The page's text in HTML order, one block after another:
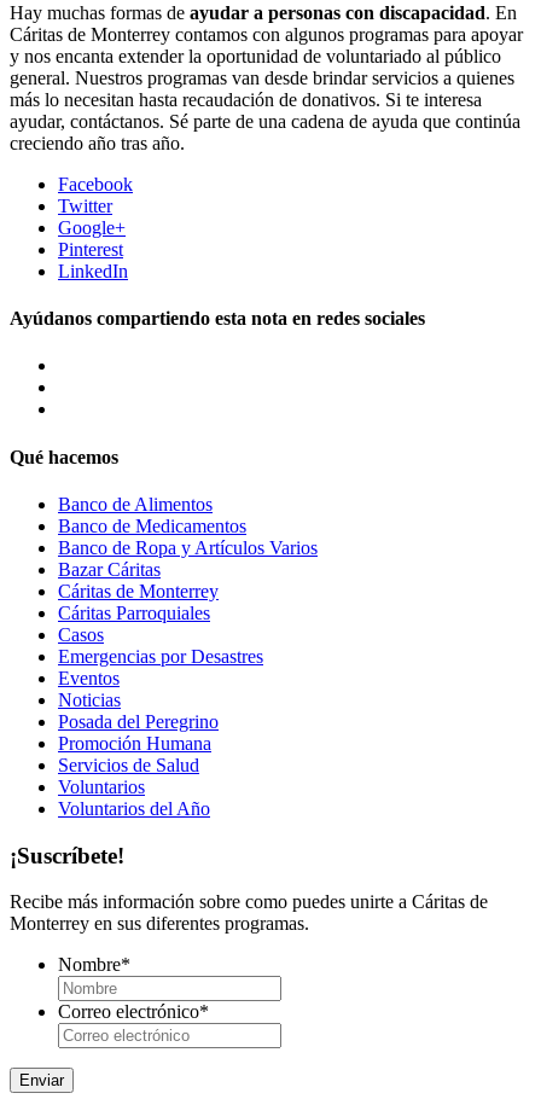
Hay muchas formas de ayudar a personas con discapacidad. En
Cáritas de Monterrey contamos con algunos programas para apoyar
y nos encanta extender la oportunidad de voluntariado al público
general. Nuestros programas van desde brindar servicios a quienes
más lo necesitan hasta recaudación de donativos. Si te interesa
ayudar, contáctanos. Sé parte de una cadena de ayuda que continúa
creciendo año tras año.
Facebook
Twitter
Google+
Pinterest
LinkedIn
Ayúdanos compartiendo esta nota en redes sociales
Qué hacemos
Banco de Alimentos
Banco de Medicamentos
Banco de Ropa y Artículos Varios
Bazar Cáritas
Cáritas de Monterrey
Cáritas Parroquiales
Casos
Emergencias por Desastres
Eventos
Noticias
Posada del Peregrino
Promoción Humana
Servicios de Salud
Voluntarios
Voluntarios del Año
¡Suscríbete!
Recibe más información sobre como puedes unirte a Cáritas de
Monterrey en sus diferentes programas.
Nombre*
Correo electrónico*